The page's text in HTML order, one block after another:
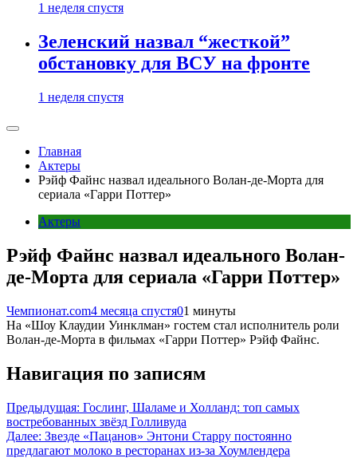
1 неделя спустя
Зеленский назвал “жесткой”
обстановку для ВСУ на фронте
1 неделя спустя
Главная
Актеры
Рэйф Файнс назвал идеального Волан-де-Морта для
сериала «Гарри Поттер»
Актеры
Рэйф Файнс назвал идеального Волан-
де-Морта для сериала «Гарри Поттер»
Чемпионат.com4 месяца спустя01 минуты
На «Шоу Клаудии Уинклман» гостем стал исполнитель роли
Волан-де-Морта в фильмах «Гарри Поттер» Рэйф Файнс.
Навигация по записям
Предыдущая: Гослинг, Шаламе и Холланд: топ самых
востребованных звёзд Голливуда
Далее: Звезде «Пацанов» Энтони Старру постоянно
предлагают молоко в ресторанах из-за Хоумлендера